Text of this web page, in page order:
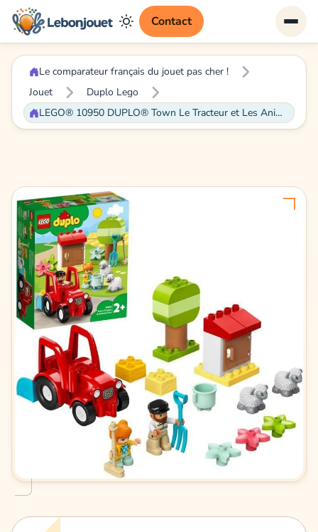
Contact
Le comparateur français du jouet pas cher !
Jouet
Duplo Lego
LEGO® 10950 DUPLO® Town Le Tracteur et Les Animaux Jouet avec Figurine du Mouton pour Enfant de 2 ans et +